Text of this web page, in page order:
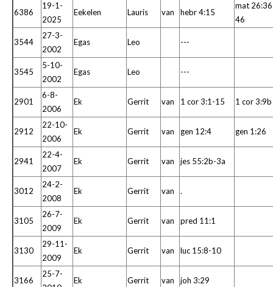
6386
19-1-
2025
Eekelen Lauris van hebr 4:15
mat
46
3544
27-3-
2002
Egas Leo ---
3545
5-10-
2002
Egas Leo ---
2901
6-8-
2006
Ek Gerrit van 1 cor 3:1-15 1 cor 3:9b
2912
22-10-
2006
Ek Gerrit van gen 12:4 gen 1:26
2941
22-4-
2007
Ek Gerrit van jes 55:2b-3a
3012
24-2-
2008
Ek Gerrit van .
3105
26-7-
2009
Ek Gerrit van pred 11:1
3130
29-11-
2009
Ek Gerrit van luc 15:8-10
3166
25-7-
Ek Gerrit van joh 3:29